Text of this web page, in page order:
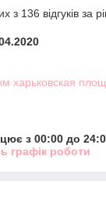
з 136 відгуків за
харьковская
з 00:00 до
графік роботи